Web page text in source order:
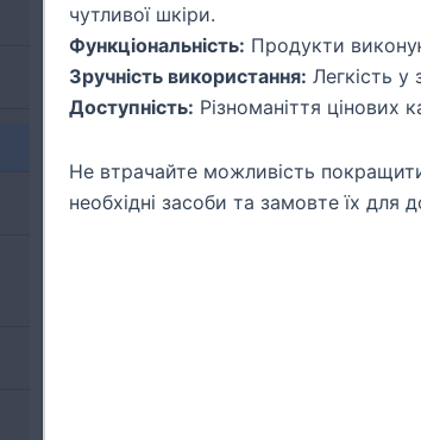
чутливої шкіри.
Функціональність: Продукти
Зручність використання: Легкість
Доступність: Різноманіття цінових
Не втрачайте можливість
необхідні засоби та замовте їх для